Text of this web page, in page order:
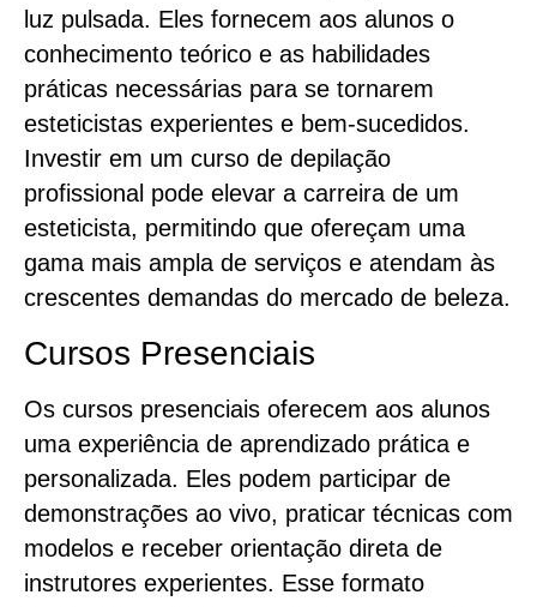
luz pulsada. Eles fornecem aos alunos o
conhecimento teórico e as habilidades
práticas necessárias para se tornarem
esteticistas experientes e bem-sucedidos.
Investir em um curso de depilação
profissional pode elevar a carreira de um
esteticista, permitindo que ofereçam uma
gama mais ampla de serviços e atendam às
crescentes demandas do mercado de beleza.
Cursos Presenciais
Os cursos presenciais oferecem aos alunos
uma experiência de aprendizado prática e
personalizada. Eles podem participar de
demonstrações ao vivo, praticar técnicas com
modelos e receber orientação direta de
instrutores experientes. Esse formato